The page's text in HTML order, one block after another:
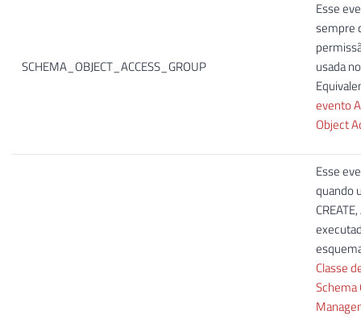
SCHEMA_OBJECT_ACCESS_GROUP
Esse
sempre
usada
evento
Object
Esse
quando
Classe
Schema